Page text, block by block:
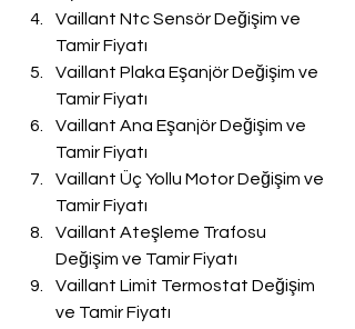
Vaillant Ntc Sensör Değişim ve
Tamir Fiyatı
Vaillant Plaka Eşanjör Değişim ve
Tamir Fiyatı
Vaillant Ana Eşanjör Değişim ve
Tamir Fiyatı
Vaillant Üç Yollu Motor Değişim ve
Tamir Fiyatı
Vaillant Ateşleme Trafosu
Değişim ve Tamir Fiyatı
Vaillant Limit Termostat Değişim
ve Tamir Fiyatı